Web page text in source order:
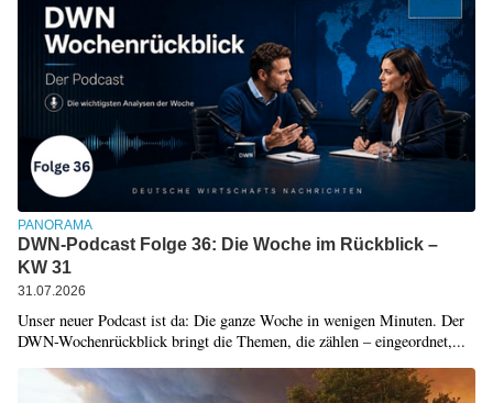
PANORAMA
DWN-Podcast Folge 36: Die Woche im Rückblick –
KW 31
31.07.2026
Unser neuer Podcast ist da: Die ganze Woche in wenigen Minuten. Der
DWN-Wochenrückblick bringt die Themen, die zählen – eingeordnet,...